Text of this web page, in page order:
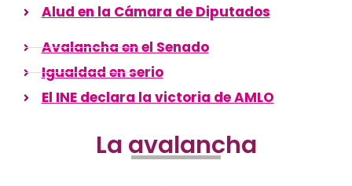
Alud en la Cámara de Diputados
Avalancha en el Senado
Igualdad en serio
El INE declara la victoria de AMLO
La avalancha